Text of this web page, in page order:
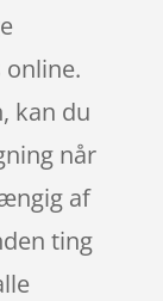
kan du
når
af
ting